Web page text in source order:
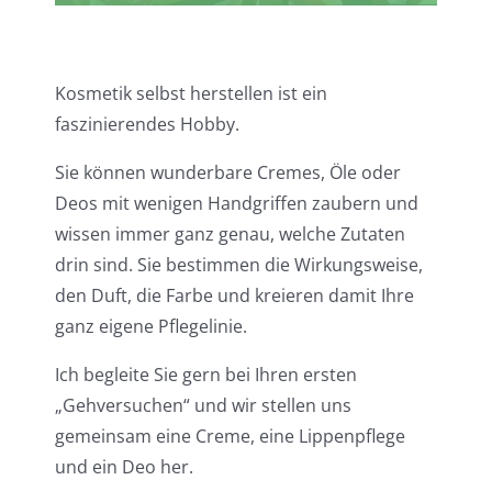
Kosmetik selbst herstellen ist ein
faszinierendes Hobby.
Sie können wunderbare Cremes, Öle oder
Deos mit wenigen Handgriffen zaubern und
wissen immer ganz genau, welche Zutaten
drin sind. Sie bestimmen die Wirkungsweise,
den Duft, die Farbe und kreieren damit Ihre
ganz eigene Pflegelinie.
Ich begleite Sie gern bei Ihren ersten
„Gehversuchen“ und wir stellen uns
gemeinsam eine Creme, eine Lippenpflege
und ein Deo her.